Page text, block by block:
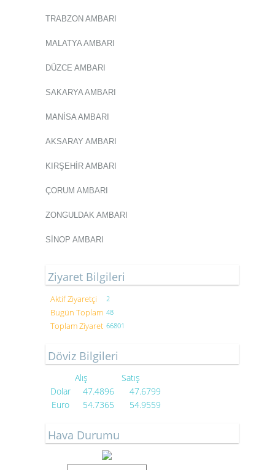
TRABZON AMBARI
MALATYA AMBARI
DÜZCE AMBARI
SAKARYA AMBARI
MANİSA AMBARI
AKSARAY AMBARI
KIRŞEHİR AMBARI
ÇORUM AMBARI
ZONGULDAK AMBARI
SİNOP AMBARI
Ziyaret Bilgileri
Aktif Ziyaretçi 2
Bugün Toplam 48
Toplam Ziyaret 66801
Döviz Bilgileri
Alış
Satış
Dolar
47.4896
47.6799
Euro
54.7365 54.9559
Hava Durumu